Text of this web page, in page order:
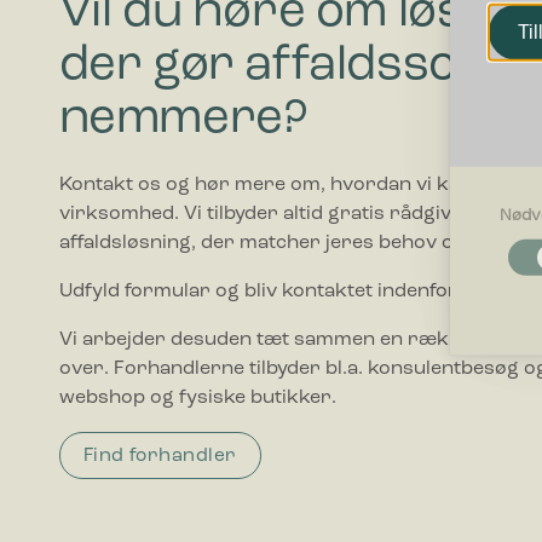
Vil du høre om
der gør
nemmere?
Kontakt os og hør mere om, hvordan vi kan hjælpe
virksomhed. Vi tilbyder altid gratis rådgivning i
affaldsløsning, der matcher jeres behov og budget.
Udfyld formular og bliv kontaktet indenfor 1-2
Vi arbejder desuden tæt sammen en række
over. Forhandlerne tilbyder bl.a. konsulentbesøg
webshop og fysiske butikker.
Find forhandler